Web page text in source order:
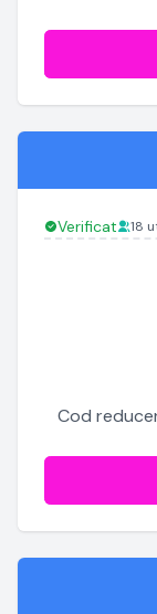
Verificat 18
Cod